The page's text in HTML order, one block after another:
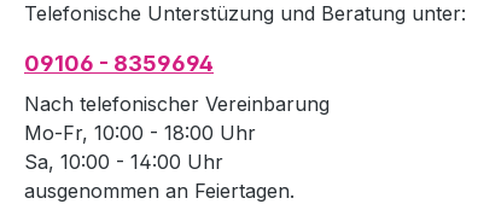
Telefonische Unterstüzung und Beratung unter:
09106 - 8359694
Nach telefonischer Vereinbarung
Mo-Fr, 10:00 - 18:00 Uhr
Sa, 10:00 - 14:00 Uhr
ausgenommen an Feiertagen.